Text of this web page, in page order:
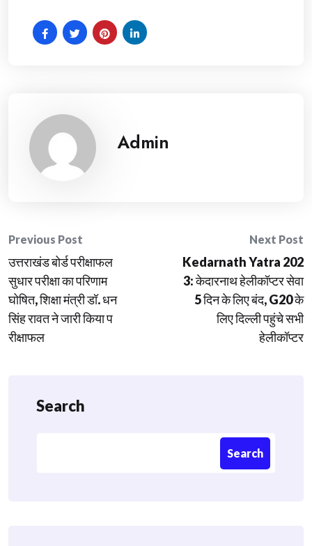
Admin
Post
navigation
Previous Post
उत्तराखंड बोर्ड परीक्षाफल
सुधार परीक्षा का परिणाम
घोषित, शिक्षा मंत्री डॉ. धन
सिंह रावत ने जारी किया प
रीक्षाफल
Next Post
Kedarnath Yatra 202
3: केदारनाथ हेलीकॉप्टर सेवा
5 दिन के लिए बंद, G20 के
लिए दिल्ली पहुंचे सभी
हेलीकॉप्टर
Search
Search